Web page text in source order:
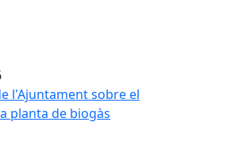
l'Ajuntament sobre el
planta de biogàs